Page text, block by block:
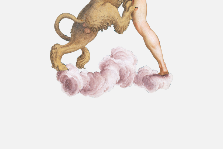
ACCADEMIA NAZIONALE DEI LINCEI
Richiedi un’apertura
straordinaria
Accademia Nazionale dei Lincei